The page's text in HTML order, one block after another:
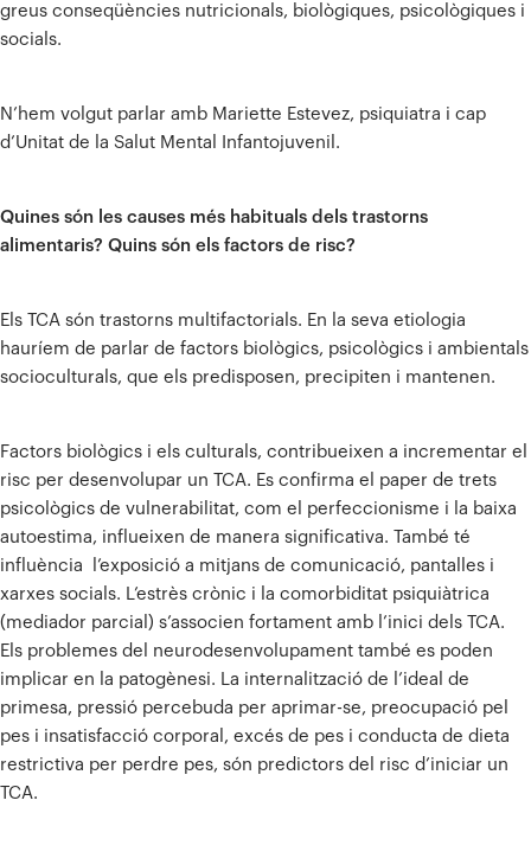
greus conseqüències nutricionals, biològiques, psicològiques i
socials.
N’hem volgut parlar amb Mariette Estevez, psiquiatra i cap
d’Unitat de la Salut Mental Infantojuvenil.
Quines són les causes més habituals dels trastorns
alimentaris? Quins són els factors de risc?
Els TCA són trastorns multifactorials. En la seva etiologia
hauríem de parlar de factors biològics, psicològics i ambientals
socioculturals, que els predisposen, precipiten i mantenen.
Factors biològics i els culturals, contribueixen a incrementar el
risc per desenvolupar un TCA. Es confirma el paper de trets
psicològics de vulnerabilitat, com el perfeccionisme i la baixa
autoestima, influeixen de manera significativa. També té
influència l’exposició a mitjans de comunicació, pantalles i
xarxes socials. L’estrès crònic i la comorbiditat psiquiàtrica
(mediador parcial) s’associen fortament amb l’inici dels TCA.
Els problemes del neurodesenvolupament també es poden
implicar en la patogènesi. La internalització de l’ideal de
primesa, pressió percebuda per aprimar-se, preocupació pel
pes i insatisfacció corporal, excés de pes i conducta de dieta
restrictiva per perdre pes, són predictors del risc d’iniciar un
TCA.